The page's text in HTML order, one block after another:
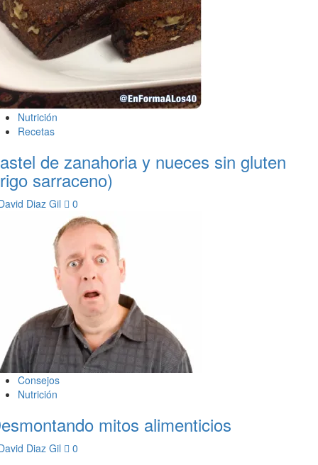
Nutrición
Recetas
de zanahoria y nueces sin gluten
sarraceno)
Diaz Gil 0
Consejos
Nutrición
mitos alimenticios
Diaz Gil 0